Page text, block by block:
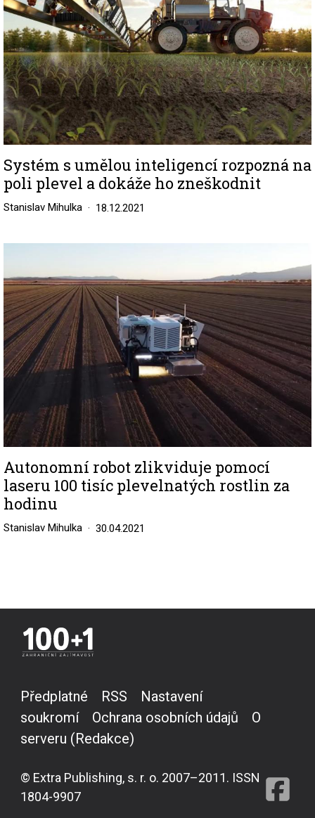
Systém s umělou inteligencí rozpozná na
poli plevel a dokáže ho zneškodnit
Stanislav Mihulka 18.12.2021
Autonomní robot zlikviduje pomocí
laseru 100 tisíc plevelnatých rostlin za
hodinu
Stanislav Mihulka 30.04.2021
Předplatné RSS
Nastavení
soukromí
Ochrana osobních údajů
O
serveru (Redakce)
© Extra Publishing, s. r. o. 2007–2011. ISSN
1804-9907